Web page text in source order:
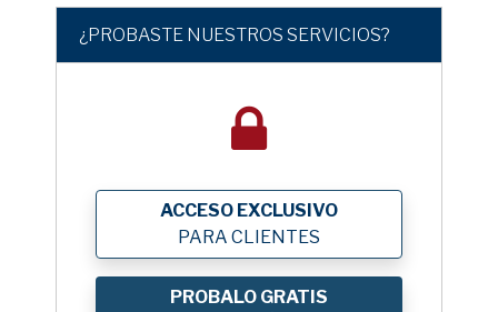
¿PROBASTE NUESTROS SERVICIOS?
ACCESO EXCLUSIVO
PARA CLIENTES
PROBALO GRATIS